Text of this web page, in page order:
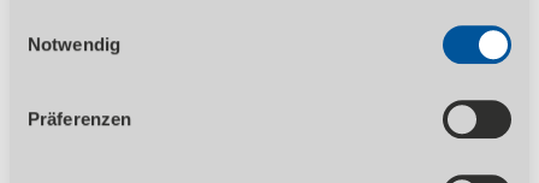
1 TDDDG erforderlich. Ihre erteilte Einwilligung können
Sie jederzeit durch Aufruf des Consent-Banners mit
Wirkung für die Zukunft widerrufen. Nähere Informationen
zu den einzelnen Cookies und die damit in Verbindung
Notwendig
Präferenzen
Finden Sie jetzt einen STÜRMER Fachhändler ganz
WEITER LESEN >